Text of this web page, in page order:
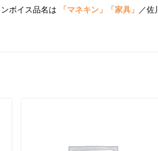
ボイス品名は 「マネキン」「家具」 ／佐